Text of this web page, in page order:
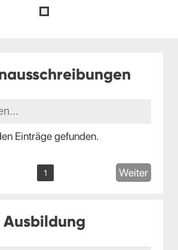
Einträge gefunden.
1 Weiter
Ausbildung